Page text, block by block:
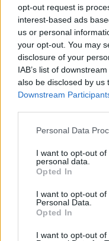
opt-out request is
interest-based ads
us or personal
your opt-out. You may
disclosure of your
IAB’s list of
also be disclosed by us
Downstream
Personal Data
I want to opt-out
personal data.
Opted In
I want to opt-out
Personal Data.
Opted In
I want to opt-out
се обидува да
ја претстави
вести, е особено
Неговиот
првенство
најважните
спорт, а
други градови
Ирачани,
гордоста од
sportmedia.mk
© Vecer.mk, правата